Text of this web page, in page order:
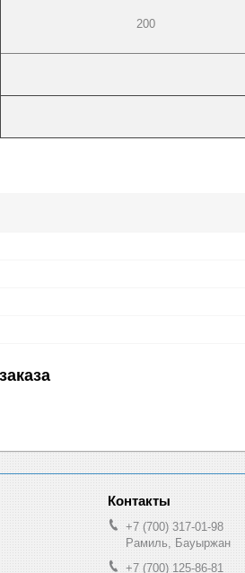
200
+7 (700) 317-01-98
Рамиль, Бауыржан
+7 (700) 125-86-81